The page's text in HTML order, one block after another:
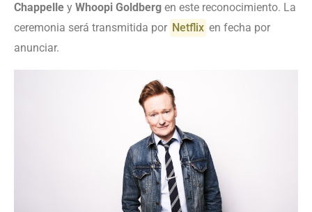
Chappelle y Whoopi Goldberg en este reconocimiento. La
ceremonia será transmitida por Netflix en fecha por
anunciar.